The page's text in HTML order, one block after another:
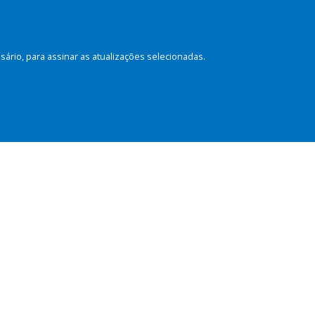
para assinar as atualizações selecionadas.